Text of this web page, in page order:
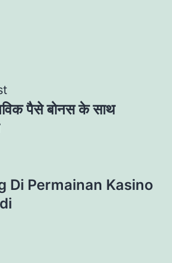
पैसे बोनस के साथ
Di Permainan Kasino